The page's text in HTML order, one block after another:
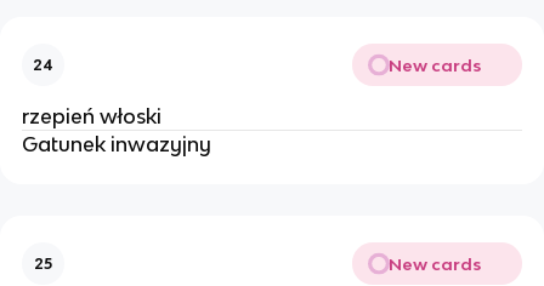
24 New cards
rzepień włoski
Gatunek inwazyjny
25 New cards